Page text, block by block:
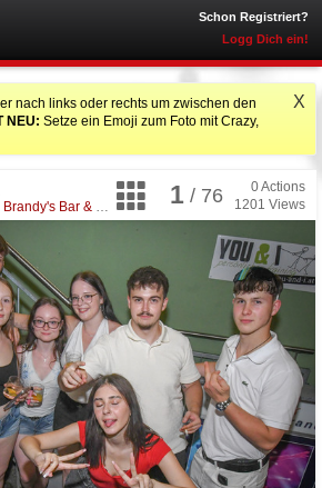
Schon Registriert?
Logg Dich ein!
X
nach links oder rechts um zwischen den
NEU: Setze ein Emoji zum Foto mit Crazy,
0Actions
1201 Views
1 / 76
Brandy's Bar & more , Schwanenstadt